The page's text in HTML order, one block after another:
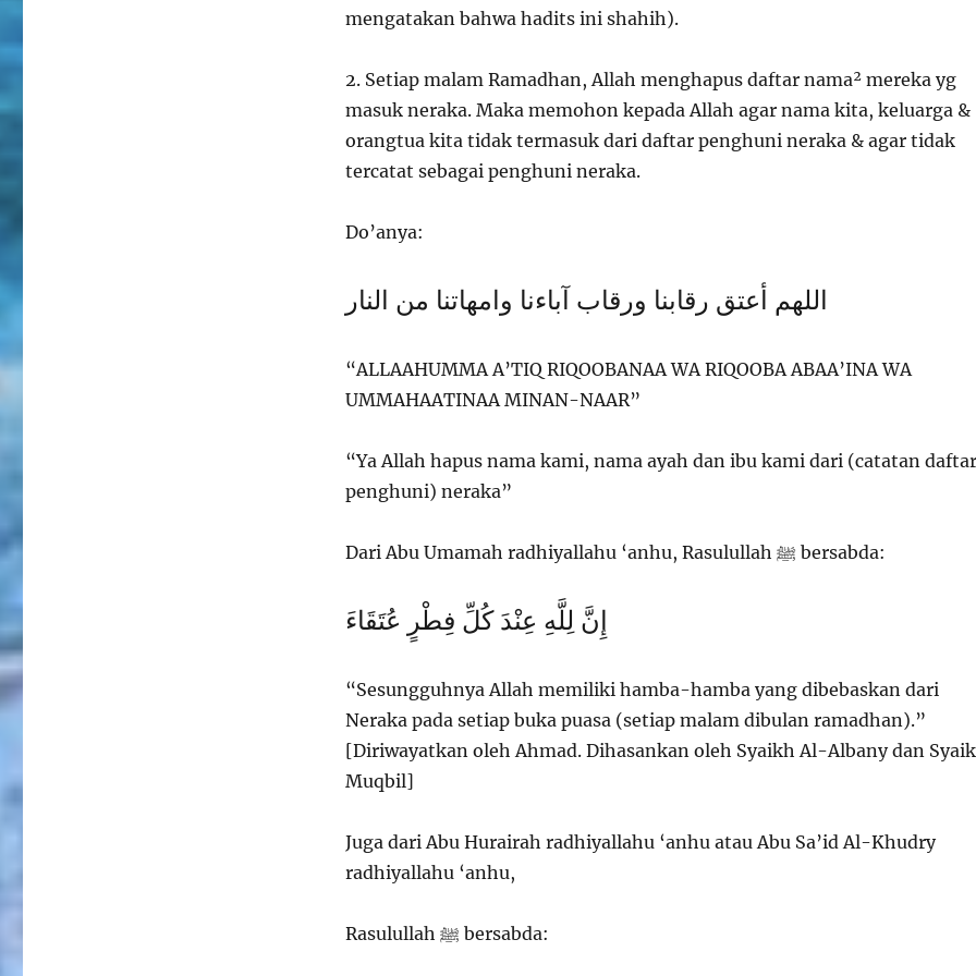
mengatakan bahwa hadits ini shahih).
2️. Setiap malam Ramadhan, Allah menghapus daftar nama² mereka yg
masuk neraka. Maka memohon kepada Allah agar nama kita, keluarga &
orangtua kita tidak termasuk dari daftar penghuni neraka & agar tidak
tercatat sebagai penghuni neraka.
Do’anya:
اللهم أعتق رقابنا ورقاب آباءنا وامهاتنا من النار
“ALLAAHUMMA A’TIQ RIQOOBANAA WA RIQOOBA ABAA’INA WA
UMMAHAATINAA MINAN-NAAR”
“Ya Allah hapus nama kami, nama ayah dan ibu kami dari (catatan daftar
penghuni) neraka”
Dari Abu Umamah radhiyallahu ‘anhu, Rasulullah ﷺ bersabda:
إِنَّ لِلَّهِ عِنْدَ كُلِّ فِطْرٍ عُتَقَاءَ
“Sesungguhnya Allah memiliki hamba-hamba yang dibebaskan dari
Neraka pada setiap buka puasa (setiap malam dibulan ramadhan).”
[Diriwayatkan oleh Ahmad. Dihasankan oleh Syaikh Al-Albany dan
Muqbil]
Juga dari Abu Hurairah radhiyallahu ‘anhu atau Abu Sa’id Al-Khudry
radhiyallahu ‘anhu,
Rasulullah ﷺ bersabda: